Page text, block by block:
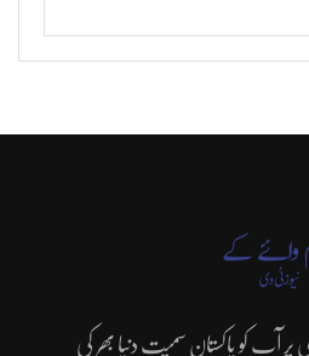
آپ کو پاکستان سمیت دنیا بھر کی